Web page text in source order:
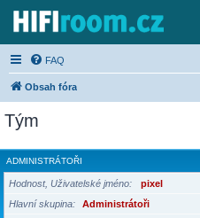
Server o Hi-Fi a AV technice
FAQ
Obsah fóra
Tým
ADMINISTRÁTOŘI
Hodnost, Uživatelské jméno
pixel
Hlavní skupina
Administrátoři